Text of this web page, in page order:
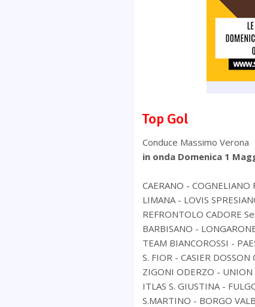
Top Gol
Conduce Massimo Verona
in onda Domenica 1
CAERANO -
LIMANA - LOVIS
REFRONTOLO CADORE
BARBISANO -
TEAM BIANCOROSSI -
S. FIOR - CASIER
ZIGONI ODERZO -
ITLAS S. GIUSTINA -
S.MARTINO - BORGO